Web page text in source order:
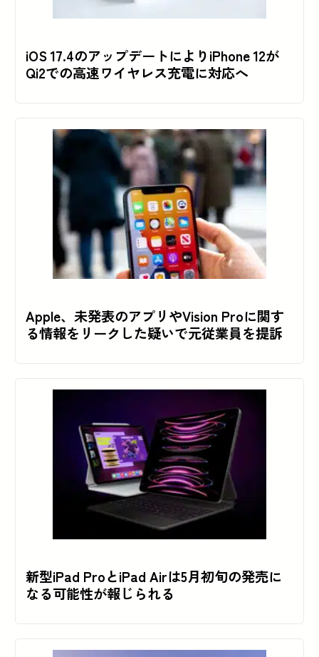
iOS 17.4のアップデートによりiPhone 12が
Qi2での高速ワイヤレス充電に対応へ
Apple、未発表のアプリやVision Proに関す
る情報をリークした疑いで元従業員を提訴
新型iPad ProとiPad Airは5月初旬の発売に
なる可能性が報じられる